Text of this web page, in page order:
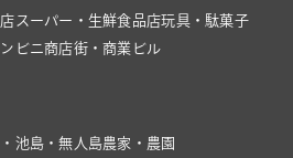
スーパー・生鮮食品店玩具・駄菓子
ビニ商店街・商業ビル
池島・無人島農家・農園